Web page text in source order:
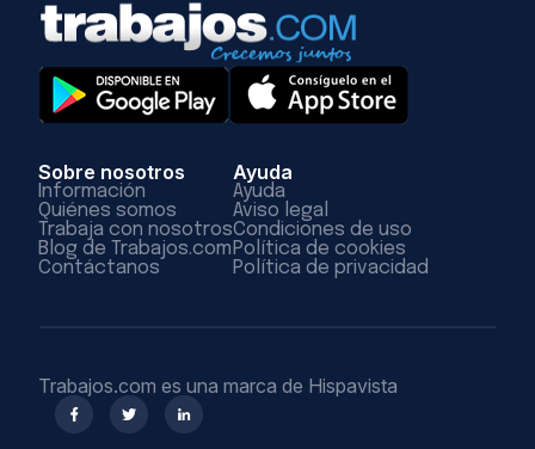
Sobre nosotros
Información
Quiénes somos
Trabaja con nosotros
Blog de Trabajos.com
Contáctanos
Ayuda
Ayuda
Aviso legal
Condiciones de uso
Política de cookies
Política de privacidad
Trabajos.com es una marca de Hispavista